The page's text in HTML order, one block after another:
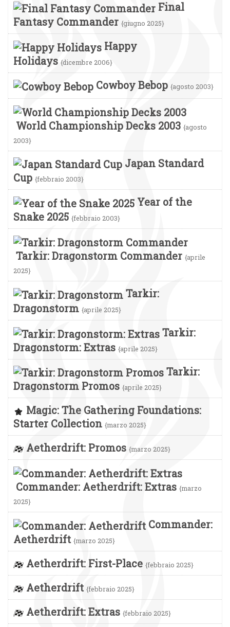
Final
Fantasy Commander {giugno 2025}
Happy
Holidays {dicembre 2006}
Cowboy Bebop {agosto 2003}
World Championship Decks 2003 {agosto
2003}
Japan Standard
Cup {febbraio 2003}
Year of the
Snake 2025 {febbraio 2003}
Tarkir: Dragonstorm Commander {aprile
2025}
Tarkir:
Dragonstorm {aprile 2025}
Tarkir:
Dragonstorm: Extras {aprile 2025}
Tarkir:
Dragonstorm Promos {aprile 2025}
Magic: The Gathering Foundations:
Starter Collection {marzo 2025}
Aetherdrift: Promos {marzo 2025}
Commander: Aetherdrift: Extras {marzo
2025}
Commander:
Aetherdrift {marzo 2025}
Aetherdrift: First-Place {febbraio 2025}
Aetherdrift {febbraio 2025}
Aetherdrift: Extras {febbraio 2025}